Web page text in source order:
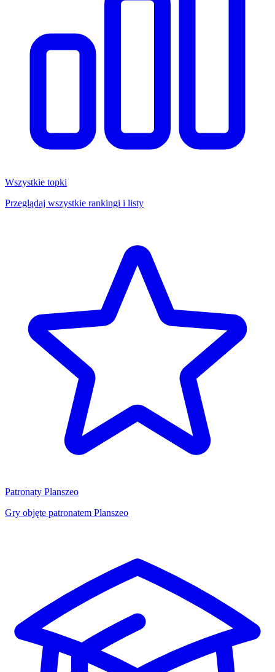
Wszystkie topki
Przeglądaj wszystkie rankingi i listy
Patronaty Planszeo
Gry objęte patronatem Planszeo